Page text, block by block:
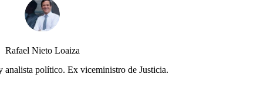
Rafael Nieto Loaiza
analista político. Ex viceministro de Justicia.